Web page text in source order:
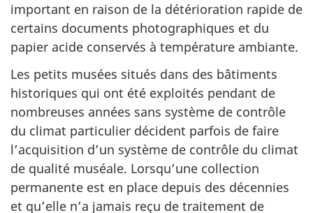
important en raison de la détérioration rapide de
certains documents photographiques et du
papier acide conservés à température ambiante.
Les petits musées situés dans des bâtiments
historiques qui ont été exploités pendant de
nombreuses années sans système de contrôle
du climat particulier décident parfois de faire
l’acquisition d’un système de contrôle du climat
de qualité muséale. Lorsqu’une collection
permanente est en place depuis des décennies
et qu’elle n’a jamais reçu de traitement de